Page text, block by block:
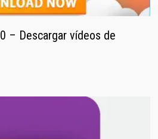
– Descargar vídeos de